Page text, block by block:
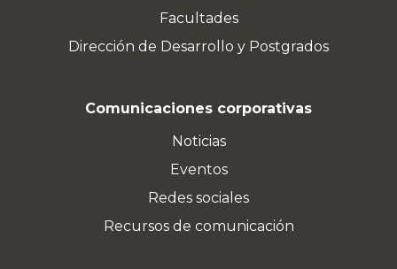
Facultades
Dirección de Desarrollo y Postgrados
Comunicaciones corporativas
Noticias
Eventos
Redes sociales
Recursos de comunicación